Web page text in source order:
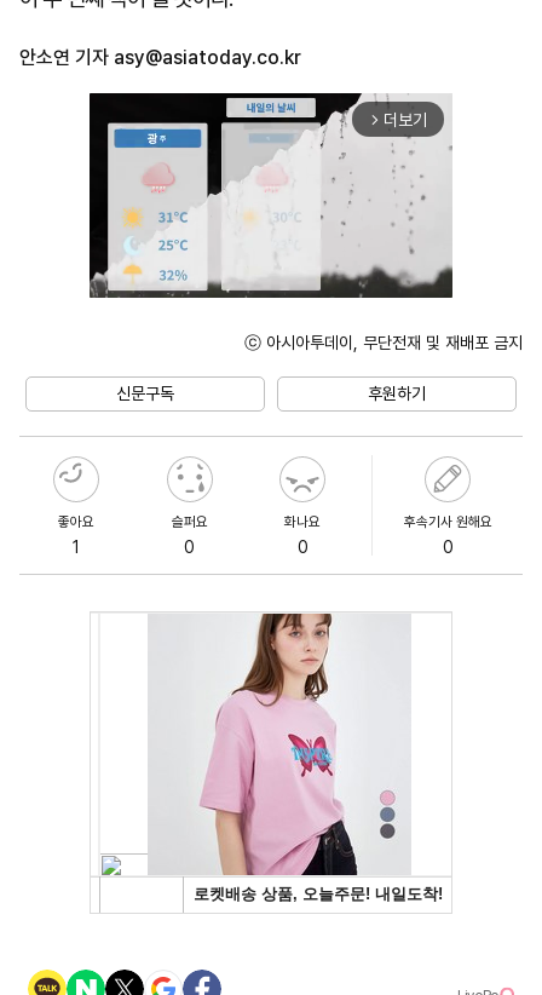
안소연 기자 asy@asiatoday.co.kr
arrow_forward_ios 더보기
ⓒ 아시아투데이, 무단전재 및 재배포 금지
신문구독 후원하기
좋아요
1
슬퍼요
0
화나요
0
후속기사 원해요
0